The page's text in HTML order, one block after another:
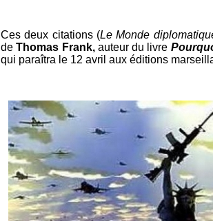
Ces deux citations (Le Monde
deThomas Frank,auteur du livre
qui paraîtra le 12 avril aux éditions